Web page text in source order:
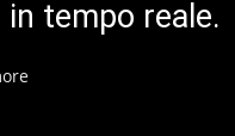
tempo reale.